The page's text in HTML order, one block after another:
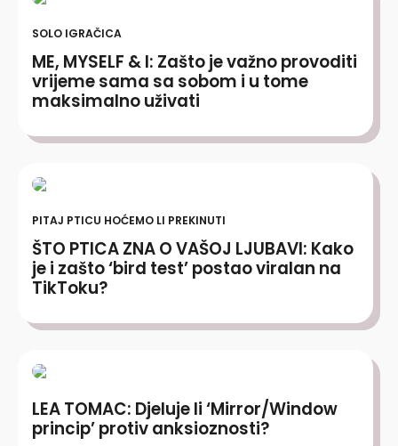
SOLO IGRAČICA
ME, MYSELF & I: Zašto je važno provoditi
vrijeme sama sa sobom i u tome
maksimalno uživati
PITAJ PTICU HOĆEMO LI PREKINUTI
ŠTO PTICA ZNA O VAŠOJ LJUBAVI: Kako
je i zašto ‘bird test’ postao viralan na
TikToku?
LEA TOMAC: Djeluje li ‘Mirror/Window
princip’ protiv anksioznosti?